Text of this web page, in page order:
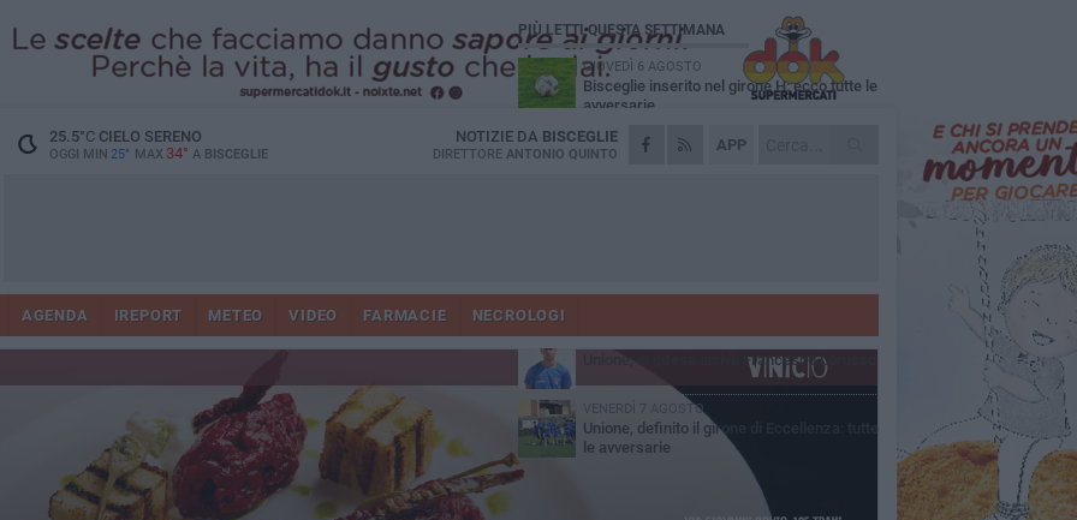
25.5°CCIELO SERENO
OGGI MIN 25° MAX 34° A BISCEGLIE
APP
NOTIZIE DA BISCEGLIE
DIRETTORE ANTONIO QUINTO
AGENDA IREPORT METEO VIDEO FARMACIE NECROLOGI
PIÙ LETTI QUESTA SETTIMANA
GIOVEDÌ 6 AGOSTO
Bisceglie inserito nel girone H: ecco tutte le
avversarie
MERCOLEDÌ 5 AGOSTO
Il Bisceglie si rafforza con Mikel Opoola e
Unione, agosto ricco di amichevoli. Le date
MARTEDÌ 4 AGOSTO
Unione, in difesa arriva Francesco Lorusso
VENERDÌ 7 AGOSTO
Unione, definito il girone di Eccellenza: tutte
le avversarie